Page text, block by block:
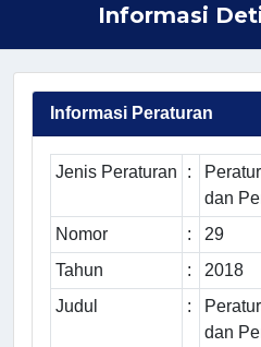
Informasi
Informasi Peraturan
Jenis Peraturan :
dan
Nomor
:
29
Tahun
:
2018
Judul
:
dan